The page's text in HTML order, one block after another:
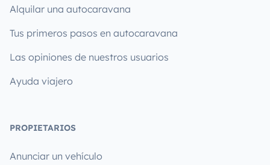
Alquilar una autocaravana
Tus primeros pasos en autocaravana
Las opiniones de nuestros usuarios
Ayuda viajero
PROPIETARIOS
Anunciar un vehículo